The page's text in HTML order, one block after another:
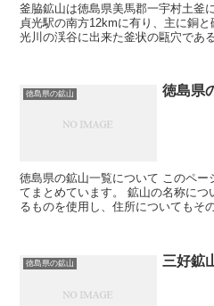
釜脇鉱山は徳島県美馬郡一宇村土釜
貞光駅の南方12kmに有り、主に銅と
光川の渓谷に出来た釜状の甌穴であ
徳島県の鉱山 徳島県
徳島県の鉱山一覧について このペ
てまとめています。 鉱山の名称に
るものを使用し、住所についてもそ
徳島県の鉱山 三好鉱